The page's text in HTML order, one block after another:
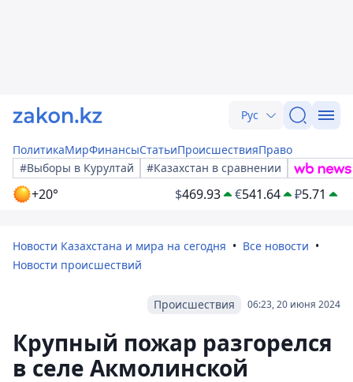
Рус
ПолитикаМирФинансыСтатьиПроисшествияПраво
#Выборы в Курултай
#Казахстан в сравнении
+20° $469.93 €541.64 ₽5.71
Новости Казахстана и мира на сегодня
Все новости
Новости происшествий
06:23, 20 июня 2024
Происшествия
Крупный пожар разгорелся
в селе Акмолинской